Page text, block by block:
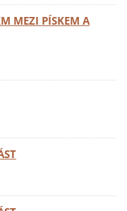
MEZI PÍSKEM A